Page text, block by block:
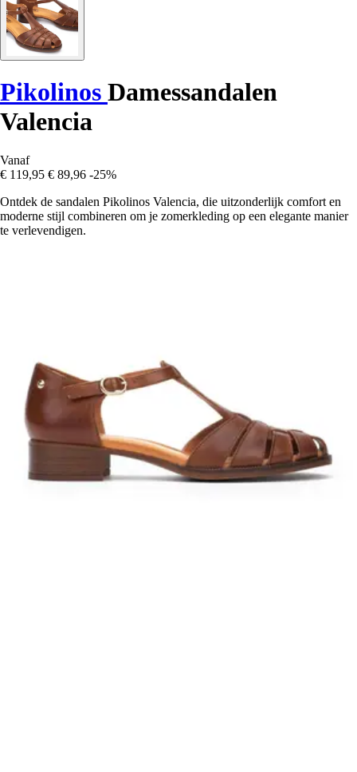
Pikolinos Damessandalen
Valencia
Vanaf
€ 119,95 € 89,96 -25%
Ontdek de sandalen Pikolinos Valencia, die uitzonderlijk comfort en
moderne stijl combineren om je zomerkleding op een elegante manier
te verlevendigen.